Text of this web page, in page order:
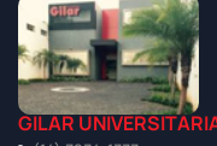
GILAR